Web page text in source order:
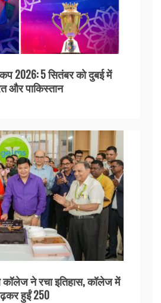
कप 2026: 5 सितंबर को दुबई में
और पाकिस्तान
कॉलेज ने रचा इतिहास, कॉलेज में
हुईं 250